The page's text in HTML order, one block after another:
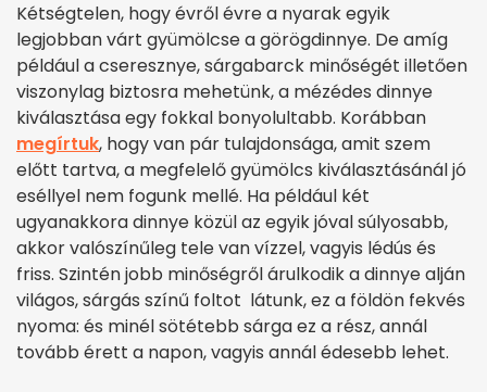
Kétségtelen, hogy évről évre a nyarak egyik
legjobban várt gyümölcse a görögdinnye. De amíg
például a cseresznye, sárgabarck minőségét illetően
viszonylag biztosra mehetünk, a mézédes dinnye
kiválasztása egy fokkal bonyolultabb. Korábban
megírtuk, hogy van pár tulajdonsága, amit szem
előtt tartva, a megfelelő gyümölcs kiválasztásánál jó
eséllyel nem fogunk mellé. Ha például két
ugyanakkora dinnye közül az egyik jóval súlyosabb,
akkor valószínűleg tele van vízzel, vagyis lédús és
friss. Szintén jobb minőségről árulkodik a dinnye alján
világos, sárgás színű foltot látunk, ez a földön fekvés
nyoma: és minél sötétebb sárga ez a rész, annál
tovább érett a napon, vagyis annál édesebb lehet.